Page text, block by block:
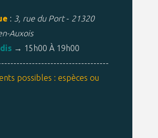
: 3, rue du Port- 21320
Auxois
→ 15h00 À 19h00
possibles : espèces ou